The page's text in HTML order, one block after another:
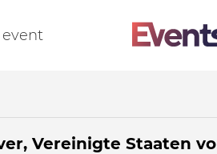
Vereinigte Staaten